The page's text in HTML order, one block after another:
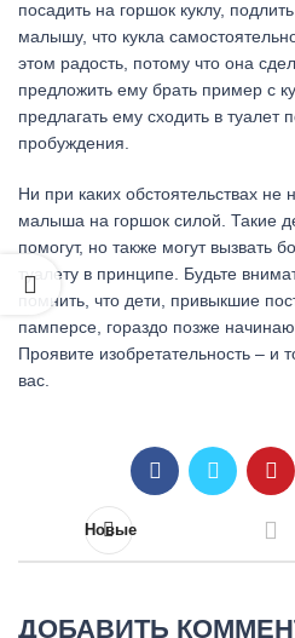
посадить на горшок куклу,
малышу, что кукла
этом радость, потому что она
предложить ему брать пример с
предлагать ему сходить в туалет
пробуждения.
Ни при каких обстоятельствах не
малыша на горшок силой. Такие
помогут, но также могут вызвать
туалету в принципе. Будьте
помнить, что дети, привыкшие
памперсе, гораздо позже
Проявите изобретательность – и
вас.
Новые
ДОБАВИТЬ